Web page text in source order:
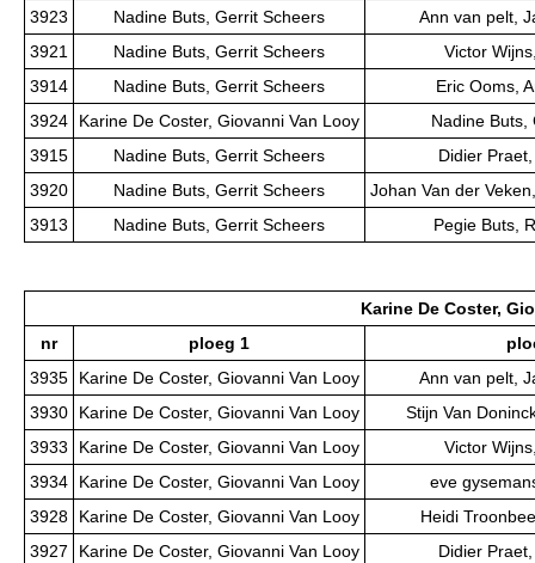
3923
Nadine Buts, Gerrit Scheers
Ann van pelt,
3921
Nadine Buts, Gerrit Scheers
Victor
3914
Nadine Buts, Gerrit Scheers
Eric Ooms,
3924
Karine De Coster, Giovanni Van Looy
Nadine Buts,
3915
Nadine Buts, Gerrit Scheers
Didier
3920
Nadine Buts, Gerrit Scheers
Johan Van der
3913
Nadine Buts, Gerrit Scheers Pegie Buts,
Karine De Coster,
nr
ploeg 1
3935
Karine De Coster, Giovanni Van Looy
Ann van pelt,
3930
Karine De Coster, Giovanni Van Looy
Stijn Van
3933
Karine De Coster, Giovanni Van Looy
Victor
3934
Karine De Coster, Giovanni Van Looy
eve
3928
Karine De Coster, Giovanni Van Looy
Heidi
3927
Karine De Coster, Giovanni Van Looy
Didier